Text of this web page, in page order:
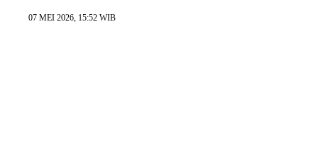
07 MEI 2026, 15:52 WIB